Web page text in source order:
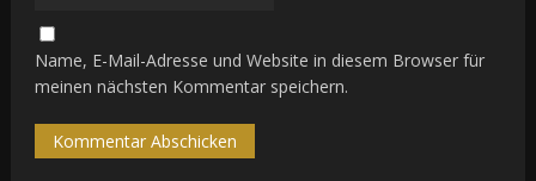
Name, E-Mail-Adresse und Website in diesem Browser für
meinen nächsten Kommentar speichern.